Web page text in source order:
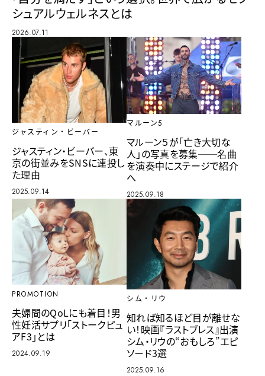
シュアルウェルネスとは
2026.07.11
ジャスティン・ビーバー
ジャスティン・ビーバー、東
京の街並みをSNSに連投し
た理由
2025.09.14
マルーン5
マルーン５が「亡き大切な
人」の写真を募集──名曲
を演奏中にステージで紹介
へ
2025.09.18
PROMOTION
夫婦間のQoLにも着目！男
性妊活サプリ「ストークピュ
アF3」とは
2024.09.19
シム・リウ
知れば知るほど目が離せな
い！映画『ラストブレス』出演
シム・リウの“おもしろ”エピ
ソード3選
2025.09.16